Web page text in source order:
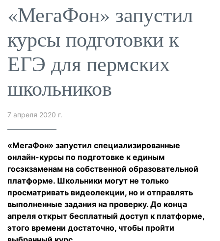
«МегаФон» запустил
курсы подготовки к
ЕГЭ для пермских
школьников
7 апреля 2020 г.
«МегаФон» запустил специализированные
онлайн-курсы по подготовке к единым
госэкзаменам на собственной образовательной
платформе. Школьники могут не только
просматривать видеолекции, но и отправлять
выполненные задания на проверку. До конца
апреля открыт бесплатный доступ к платформе,
этого времени достаточно, чтобы пройти